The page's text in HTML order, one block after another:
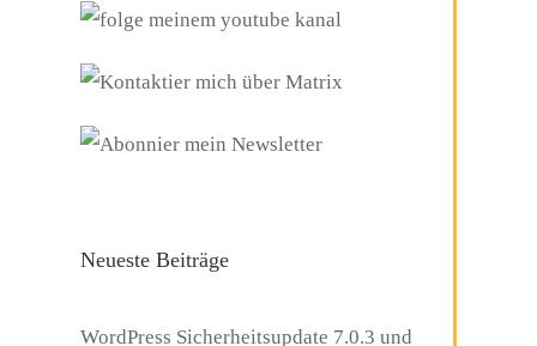
Neueste Beiträge
WordPress Sicherheitsupdate 7.0.3 und